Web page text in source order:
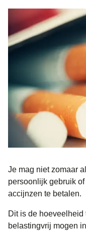
Je mag niet zomaar
persoonlijk gebruik
accijnzen te betalen.
Dit is de
belastingvrij mogen